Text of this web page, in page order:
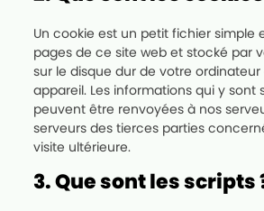
Un cookie est un petit fichier simple
pages de ce site web et stocké par
sur le disque dur de votre ordinateur
appareil. Les informations qui y sont
peuvent être renvoyées à nos
serveurs des tierces parties
visite ultérieure.
3. Que sont les scripts